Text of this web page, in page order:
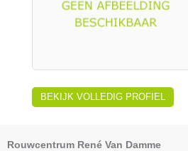
BEKIJK VOLLEDIG PROFIEL
Rouwcentrum René Van Damme